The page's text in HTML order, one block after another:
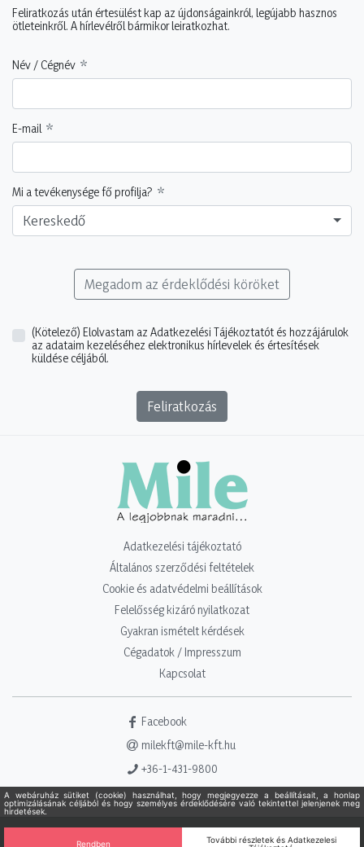
Feliratkozás után értesülést kap az újdonságainkról, legújabb hasznos
ötleteinkről. A hírlevélről bármikor leiratkozhat.
Név / Cégnév
E-mail
Mi a tevékenysége fő profilja?
Kereskedő
Megadom az érdeklődési köröket
(Kötelező) Elolvastam az Adatkezelési Tájékoztatót és hozzájárulok
az adataim kezeléséhez elektronikus hírlevelek és értesítések
küldése céljából.
Feliratkozás
Adatkezelési tájékoztató
Általános szerződési feltételek
Cookie és adatvédelmi beállítások
Felelősség kizáró nyilatkozat
Gyakran ismételt kérdések
Cégadatok / Impresszum
Kapcsolat
Facebook
milekft@mile-kft.hu
+36-1-431-9800
Copyright 2021 - 2026. Mile Kft. Minden jog fenntartva!Powered